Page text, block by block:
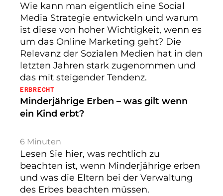
Wie kann man eigentlich eine Social
Media Strategie entwickeln und warum
ist diese von hoher Wichtigkeit, wenn es
um das Online Marketing geht? Die
Relevanz der Sozialen Medien hat in den
letzten Jahren stark zugenommen und
das mit steigender Tendenz.
ERBRECHT
Minderjährige Erben – was gilt wenn
ein Kind erbt?
6 Minuten
Lesen Sie hier, was rechtlich zu
beachten ist, wenn Minderjährige erben
und was die Eltern bei der Verwaltung
des Erbes beachten müssen.